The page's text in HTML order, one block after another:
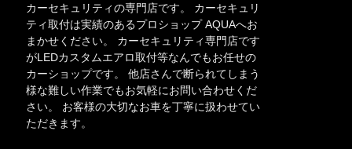
カーセキュリティの専門店です。 カーセキュリ
ティ取付は実績のあるプロショップ AQUAへお
まかせください。 カーセキュリティ専門店です
がLEDカスタムエアロ取付等なんでもお任せの
カーショップです。 他店さんで断られてしまう
様な難しい作業でもお気軽にお問い合わせくだ
さい。 お客様の大切なお車を丁寧に扱わせてい
ただきます。